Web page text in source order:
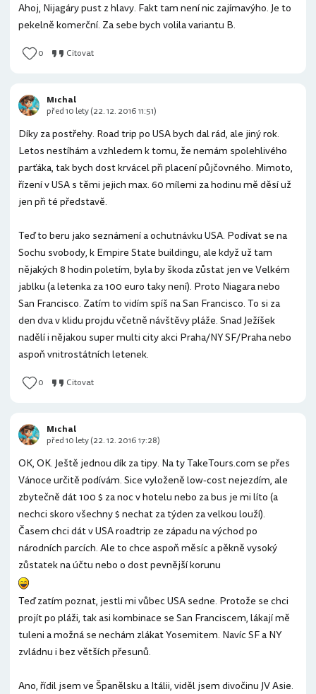
Ahoj, Nijagáry pust z hlavy. Fakt tam není nic zajímavýho. Je to
pekelně komerční. Za sebe bych volila variantu B.
0 Citovat
Díky za postřehy. Road trip po USA bych dal rád, ale jiný rok.
Letos nestíhám a vzhledem k tomu, že nemám spolehlivého
parťáka, tak bych dost krvácel při placení půjčovného. Mimoto,
řízení v USA s těmi jejich max. 60 mílemi za hodinu mě děsí už
jen při té představě.
Teď to beru jako seznámení a ochutnávku USA. Podívat se na
Sochu svobody, k Empire State buildingu, ale když už tam
nějakých 8 hodin poletím, byla by škoda zůstat jen ve Velkém
jablku (a letenka za 100 euro taky není). Proto Niagara nebo
San Francisco. Zatím to vidím spíš na San Francisco. To si za
den dva v klidu projdu včetně návštěvy pláže. Snad Ježíšek
nadělí i nějakou super multi city akci Praha/NY SF/Praha nebo
aspoň vnitrostátních letenek.
0 Citovat
Mıchal
před 10 lety (22. 12. 2016 11:51)
OK, OK. Ještě jednou dík za tipy. Na ty TakeTours.com se přes
Vánoce určitě podívám. Sice vyloženě low-cost nejezdím, ale
zbytečně dát 100 $ za noc v hotelu nebo za bus je mi líto (a
nechci skoro všechny $ nechat za týden za velkou louží).
Časem chci dát v USA roadtrip ze západu na východ po
národních parcích. Ale to chce aspoň měsíc a pěkně vysoký
zůstatek na účtu nebo o dost pevnější korunu
Teď zatím poznat, jestli mi vůbec USA sedne. Protože se chci
projít po pláži, tak asi kombinace se San Franciscem, lákají mě
tuleni a možná se nechám zlákat Yosemitem. Navíc SF a NY
zvládnu i bez větších přesunů.
Ano, řídil jsem ve Španělsku a Itálii, viděl jsem divočinu JV Asie.
Mıchal
před 10 lety (22. 12. 2016 17:28)